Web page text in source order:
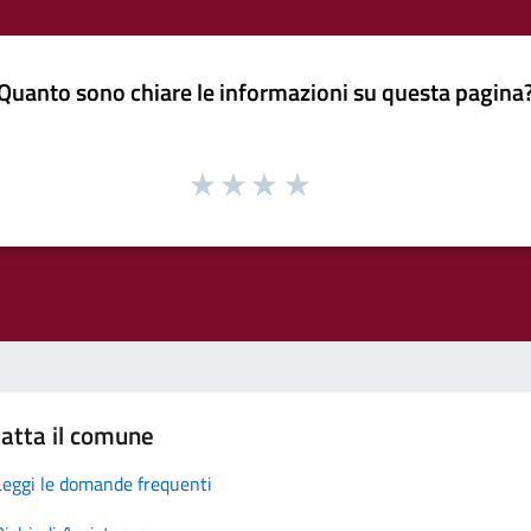
sono chiare le informazioni su questa
il comune
le domande frequenti